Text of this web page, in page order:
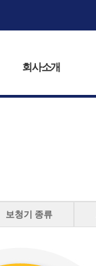
회사소개
보청기 종류